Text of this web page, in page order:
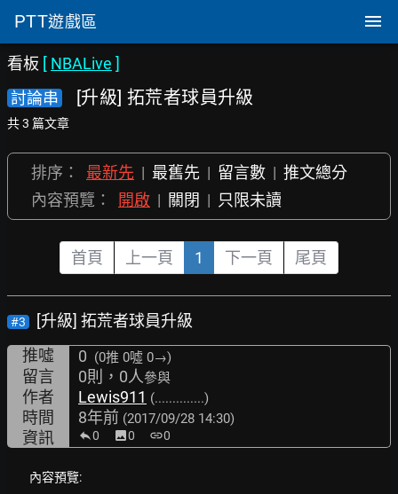
PTT遊戲區
看板 [ NBALive ]
討論串
[升級] 拓荒者球員升級
共 3 篇文章
排序： 最新先 | 最舊先 | 留言數 | 推文總分
內容預覽：
開啟 | 關閉 | 只限未讀
首頁 上一頁 1 下一頁 尾頁
#3
[升級] 拓荒者球員升級
推噓
0 (0推 0噓 0→)
留言 0則，0人參與
作者 Lewis911 (..............)
時間 8年前 (2017/09/28 14:30)
資訊 0 image0 link0
內容預覽: